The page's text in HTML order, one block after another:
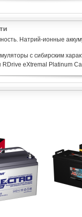
Натрий-ионные
с сибирским
RDrive eXtremal Platinum